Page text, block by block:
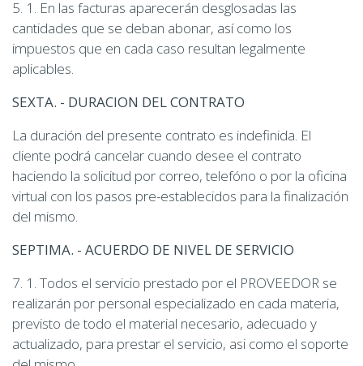
5. 1. En las facturas aparecerán desglosadas las
cantidades que se deban abonar, así como los
impuestos que en cada caso resultan legalmente
aplicables.
SEXTA. - DURACION DEL CONTRATO
La duración del presente contrato es indefinida. El
cliente podrá cancelar cuando desee el contrato
haciendo la solicitud por correo, telefóno o por la oficina
virtual con los pasos pre-establecidos para la finalización
del mismo.
SEPTIMA. - ACUERDO DE NIVEL DE SERVICIO
7. 1. Todos el servicio prestado por el PROVEEDOR se
realizarán por personal especializado en cada materia,
previsto de todo el material necesario, adecuado y
actualizado, para prestar el servicio, asi como el soporte